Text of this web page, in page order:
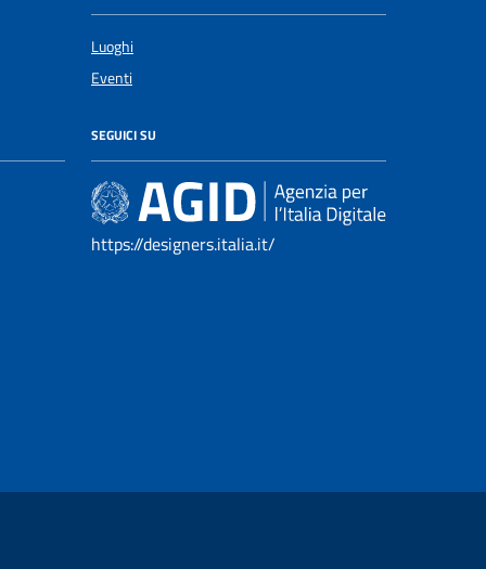
Luoghi
Eventi
SEGUICI SU
https://designers.italia.it/